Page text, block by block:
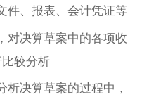
件、报表、会计凭证等
对决算草案中的各项收
较分析
决算草案的过程中，